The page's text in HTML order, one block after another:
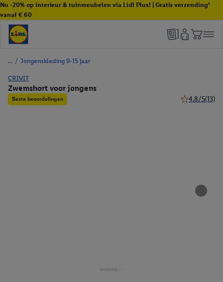
Nu -20% op interieur & tuinmeubelen via Lidl Plus! | Gratis verzending¹
vanaf € 60
/ Jongenskleding 9-15 jaar
CRIVIT
Zwemshort voor jongens
Beste beoordelingen 4.8/5(13)